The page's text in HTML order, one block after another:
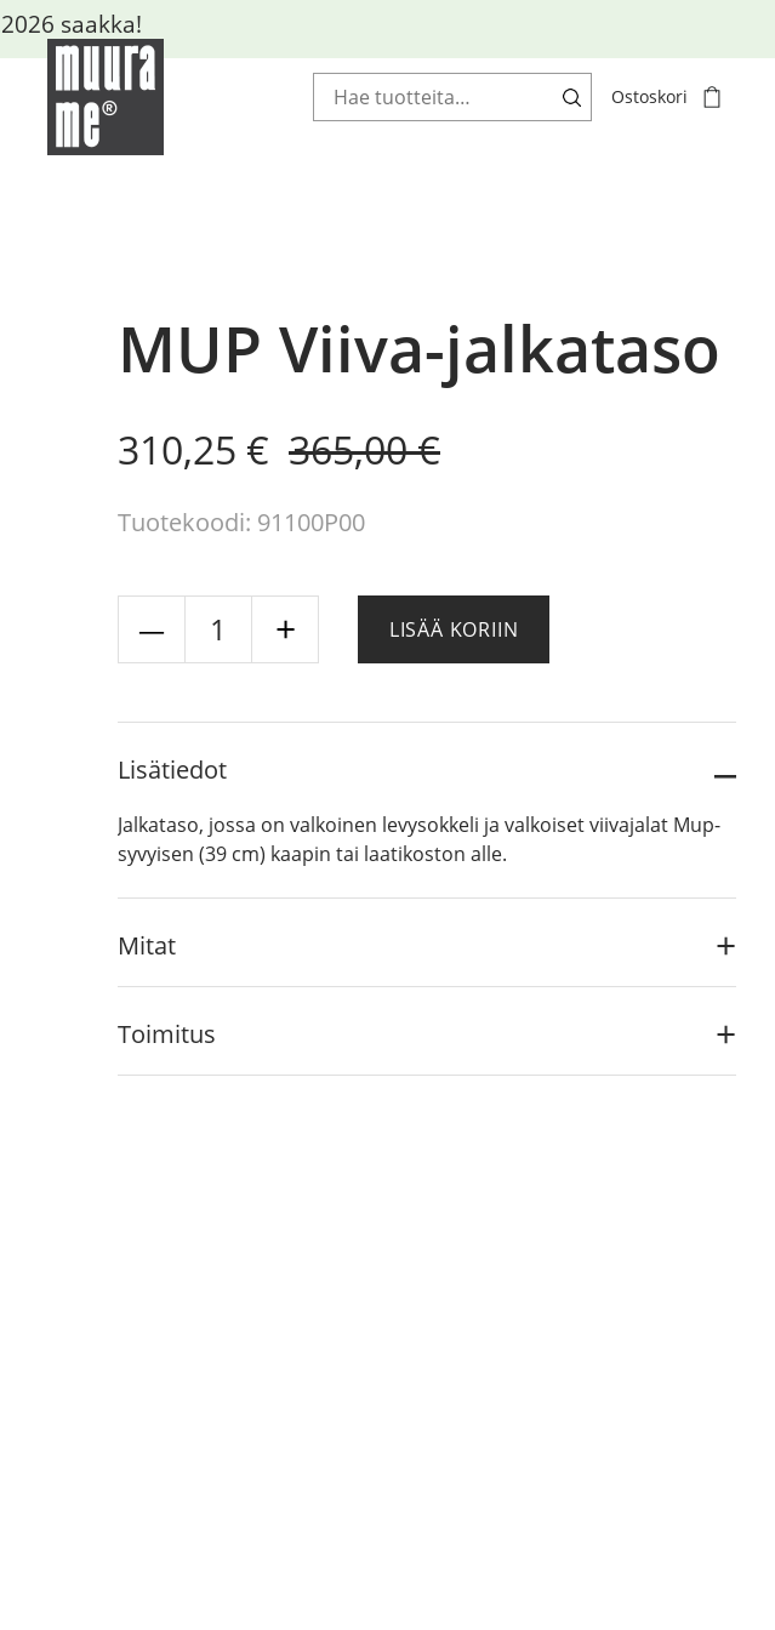
Haku: Ostoskori
MUP Viiva-jalkataso
365,00€
Original
price
was:
365,00 €.
310,25 €
Current
price
is:
310,25 €.
Tuotekoodi: 91100P00
Viiva-
jalkataso
LISÄÄ KORIIN
Lisätiedot
Jalkataso, jossa on valkoinen levysokkeli ja valkoiset viivajalat Mup-
syvyisen (39 cm) kaapin tai laatikoston alle.
Mitat
Toimitus
saakka!